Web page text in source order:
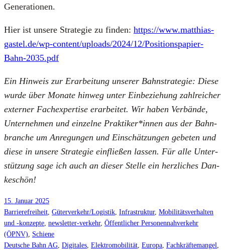
Gene­ra­tio­nen.
Hier ist unse­re Stra­te­gie zu fin­den: https://www.matthias-
gastel.de/wp-content/uploads/2024/12/Positionspapier-
Bahn-2035.pdf
Ein Hin­weis zur Erar­bei­tung unse­rer Bahn­stra­te­gie: Die­se
wur­de über Mona­te hin­weg unter Ein­be­zie­hung zahl­rei­cher
exter­ner Fach­ex­per­ti­se erar­bei­tet. Wir haben Ver­bän­de,
Unter­neh­men und ein­zel­ne Praktiker*innen aus der Bahn­
bran­che um Anre­gun­gen und Ein­schät­zun­gen gebe­ten und
die­se in unse­re Stra­te­gie ein­flie­ßen las­sen. Für alle Unter­
stüt­zung sage ich auch an die­ser Stel­le ein herz­li­ches Dan­
ke­schön!
15. Januar 2025
Barrierefreiheit Güterverkehr/Logistik Infrastruktur, Mobilitätsverhalten
und -konzepte newsletter-verkehr, Öffentlicher Personennahverkehr
(ÖPNV)
Schiene
Deutsche Bahn AG Digitales Elektromobilität Europa Fachkräftemangel